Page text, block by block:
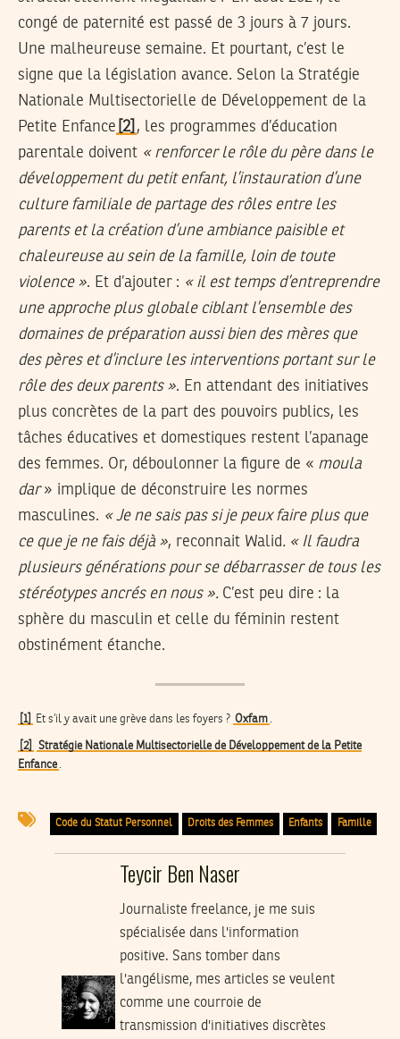
congé de paternité est passé de 3 jours à 7 jours.
Une malheureuse semaine. Et pourtant, c’est le
signe que la législation avance. Selon la Stratégie
Nationale Multisectorielle de Développement de la
Petite Enfance [2] , les programmes d’éducation
parentale doivent « renforcer le rôle du père dans le
développement du petit enfant, l’instauration d’une
culture familiale de partage des rôles entre les
parents et la création d’une ambiance paisible et
chaleureuse au sein de la famille, loin de toute
violence ». Et d’ajouter : « il est temps d’entreprendre
une approche plus globale ciblant l’ensemble des
domaines de préparation aussi bien des mères que
des pères et d’inclure les interventions portant sur le
rôle des deux parents ». En attendant des initiatives
plus concrètes de la part des pouvoirs publics, les
tâches éducatives et domestiques restent l’apanage
des femmes. Or, déboulonner la figure de « moula
dar» implique de déconstruire les normes
masculines. « Je ne sais pas si je peux faire plus que
ce que je ne fais déjà », reconnait Walid. « Il faudra
plusieurs générations pour se débarrasser de tous les
stéréotypes ancrés en nous ». C’est peu dire : la
sphère du masculin et celle du féminin restent
obstinément étanche.
[1] Et s’il y avait une grève dans les foyers ? Oxfam .
[2]
Stratégie Nationale Multisectorielle de Développement de la Petite
Enfance .
Code du Statut Personnel Droits des Femmes Enfants Famille
Teycir Ben Naser
Journaliste freelance, je me suis
spécialisée dans l'information
positive. Sans tomber dans
l'angélisme, mes articles se veulent
comme une courroie de
transmission d'initiatives discrètes